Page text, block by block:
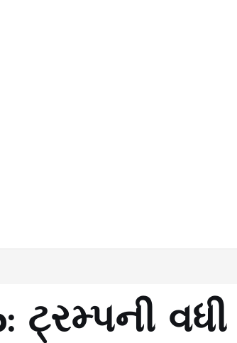
ટ્રમ્પની